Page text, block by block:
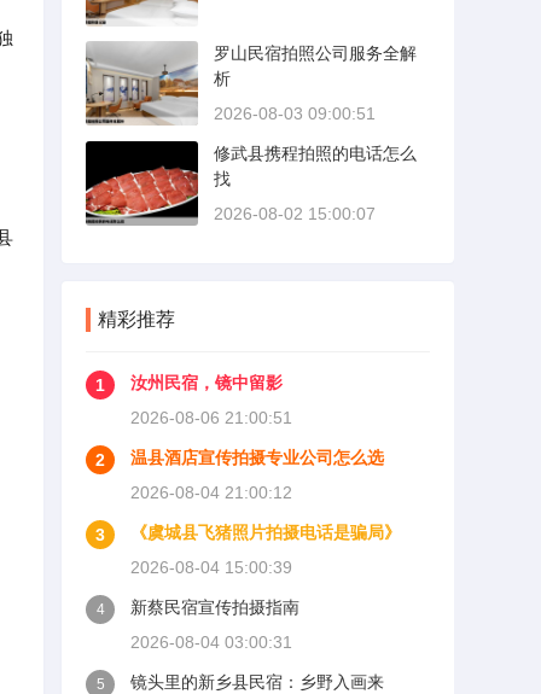
罗山民宿拍照公司服务全解
析
2026-08-03 09:00:51
修武县携程拍照的电话怎么
找
2026-08-02 15:00:07
精彩推荐
1
汝州民宿，镜中留影
2026-08-06 21:00:51
2
温县酒店宣传拍摄专业公司怎么选
2026-08-04 21:00:12
3
《虞城县飞猪照片拍摄电话是骗局》
2026-08-04 15:00:39
4
新蔡民宿宣传拍摄指南
2026-08-04 03:00:31
5
镜头里的新乡县民宿：乡野入画来